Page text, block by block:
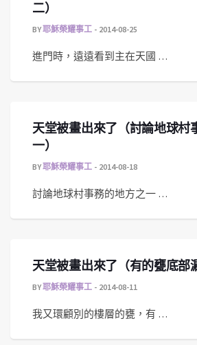
二）
BY耶穌榮耀事工 2014-08-25
進門時，遠遠看到主在天國 …
天堂被畫出來了（討論地球村
一）
BY耶穌榮耀事工 2014-08-18
討論地球村事務的地方之一 …
天堂被畫出來了（有的甕底部
BY耶穌榮耀事工 2014-08-11
我又環顧別的樓層的甕，有 …